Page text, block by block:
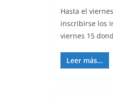
Hasta el
inscribirse los
viernes 15
Leer más...